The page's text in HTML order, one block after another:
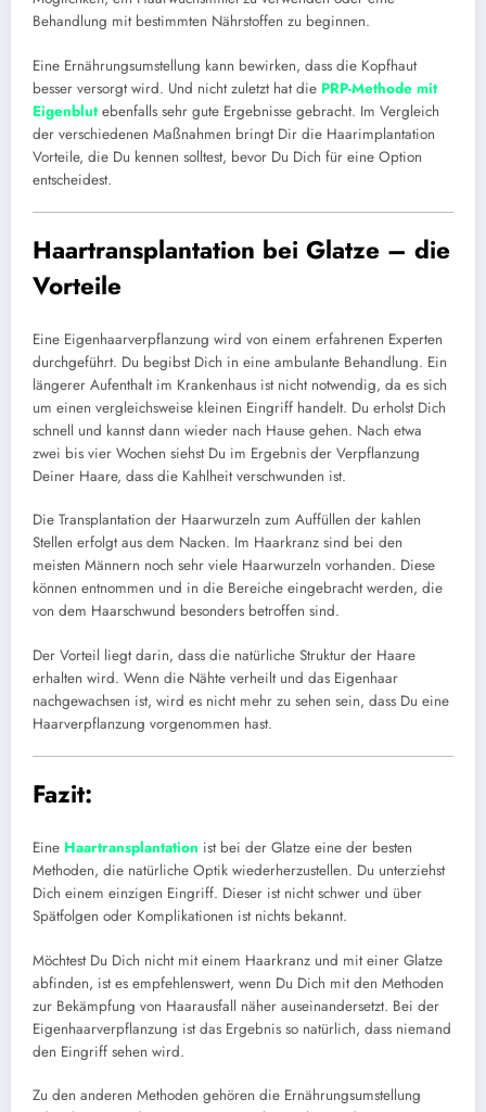
Behandlung mit bestimmten Nährstoffen zu beginnen.
Eine Ernährungsumstellung kann bewirken, dass die Kopfhaut
besser versorgt wird. Und nicht zuletzt hat die PRP-Methode mit
Eigenblutebenfalls sehr gute Ergebnisse gebracht. Im Vergleich
der verschiedenen Maßnahmen bringt Dir die Haarimplantation
Vorteile, die Du kennen solltest, bevor Du Dich für eine Option
entscheidest.
Haartransplantation bei Glatze – die
Vorteile
Eine Eigenhaarverpflanzung wird von einem erfahrenen Experten
durchgeführt. Du begibst Dich in eine ambulante Behandlung. Ein
längerer Aufenthalt im Krankenhaus ist nicht notwendig, da es sich
um einen vergleichsweise kleinen Eingriff handelt. Du erholst Dich
schnell und kannst dann wieder nach Hause gehen. Nach etwa
zwei bis vier Wochen siehst Du im Ergebnis der Verpflanzung
Deiner Haare, dass die Kahlheit verschwunden ist.
Die Transplantation der Haarwurzeln zum Auffüllen der kahlen
Stellen erfolgt aus dem Nacken. Im Haarkranz sind bei den
meisten Männern noch sehr viele Haarwurzeln vorhanden. Diese
können entnommen und in die Bereiche eingebracht werden, die
von dem Haarschwund besonders betroffen sind.
Der Vorteil liegt darin, dass die natürliche Struktur der Haare
erhalten wird. Wenn die Nähte verheilt und das Eigenhaar
nachgewachsen ist, wird es nicht mehr zu sehen sein, dass Du eine
Haarverpflanzung vorgenommen hast.
Fazit:
Eine Haartransplantation ist bei der Glatze eine der besten
Methoden, die natürliche Optik wiederherzustellen. Du unterziehst
Dich einem einzigen Eingriff. Dieser ist nicht schwer und über
Spätfolgen oder Komplikationen ist nichts bekannt.
Möchtest Du Dich nicht mit einem Haarkranz und mit einer Glatze
abfinden, ist es empfehlenswert, wenn Du Dich mit den Methoden
zur Bekämpfung von Haarausfall näher auseinandersetzt. Bei der
Eigenhaarverpflanzung ist das Ergebnis so natürlich, dass niemand
den Eingriff sehen wird.
Zu den anderen Methoden gehören die Ernährungsumstellung